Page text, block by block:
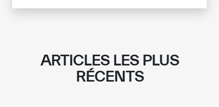
ARTICLES LES PLUS
RÉCENTS